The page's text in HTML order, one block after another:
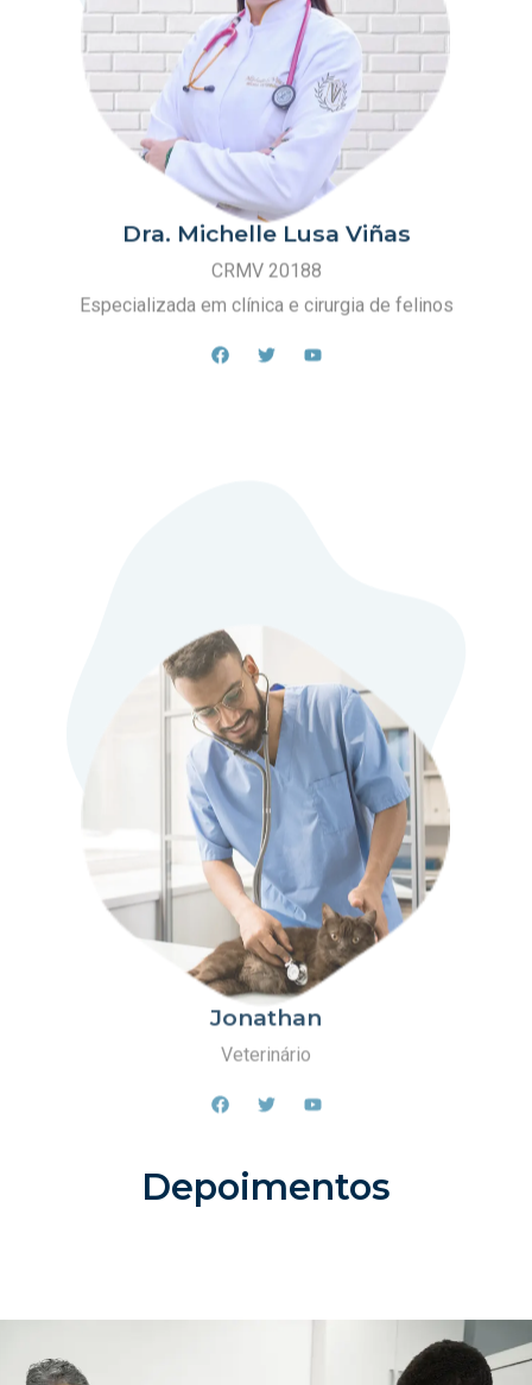
Dra. Michelle Lusa Viñas
CRMV 20188
Especializada em clínica e cirurgia de felinos
Jonathan
Veterinário
Depoimentos